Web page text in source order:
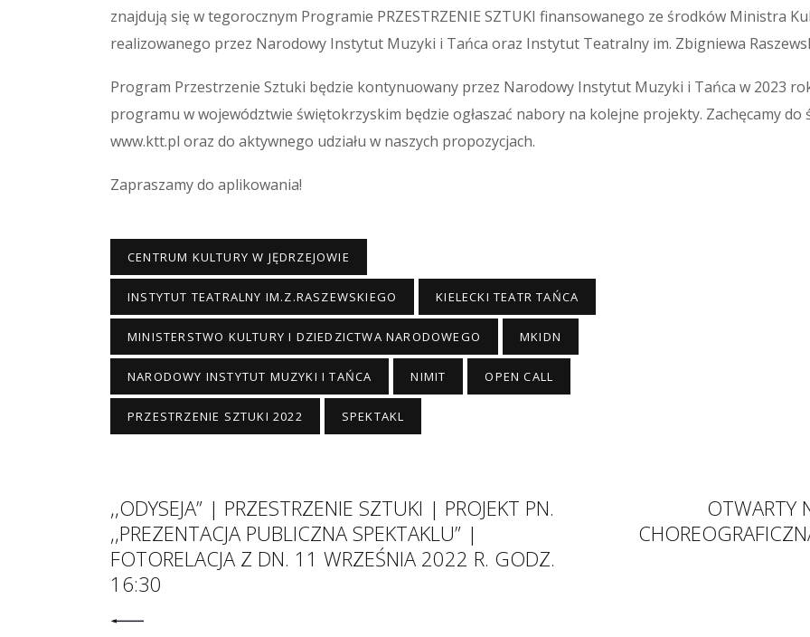
znajdują się w tegorocznym Programie PRZESTRZENIE SZTUKI finansowanego ze środków Ministra
realizowanego przez Narodowy Instytut Muzyki i Tańca oraz Instytut Teatralny im. Zbigniewa
Program Przestrzenie Sztuki będzie kontynuowany przez Narodowy Instytut Muzyki i Tańca w 2023
programu w województwie świętokrzyskim będzie ogłaszać nabory na kolejne projekty. Zachęcamy
www.ktt.pl oraz do aktywnego udziału w naszych propozycjach.
Zapraszamy do aplikowania!
CENTRUM KULTURY W JĘDRZEJOWIE
INSTYTUT TEATRALNY IM.Z.RASZEWSKIEGO KIELECKI TEATR TAŃCA
MINISTERSTWO KULTURY I DZIEDZICTWA NARODOWEGO MKIDN
NARODOWY INSTYTUT MUZYKI I TAŃCA NIMIT OPEN CALL
PRZESTRZENIE SZTUKI 2022 SPEKTAKL
,,ODYSEJA” | PRZESTRZENIE SZTUKI | PROJEKT PN.
,,PREZENTACJA PUBLICZNA SPEKTAKLU” |
FOTORELACJA Z DN. 11 WRZEŚNIA 2022 R. GODZ.
16:30
OTWARTY